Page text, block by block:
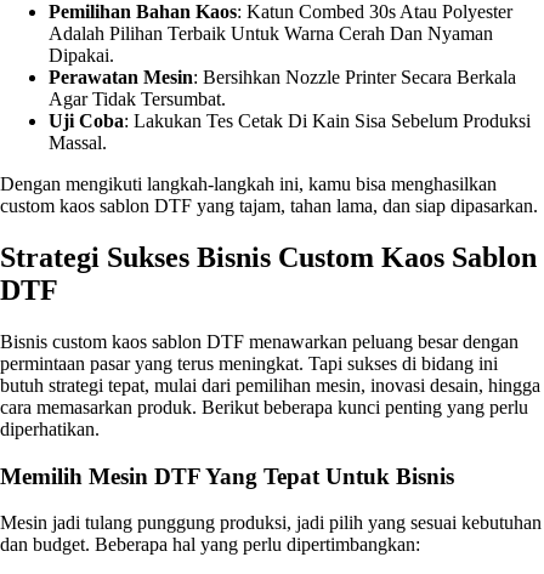
Pemilihan Bahan Kaos: Katun Combed 30s Atau Polyester
Adalah Pilihan Terbaik Untuk Warna Cerah Dan Nyaman
Dipakai.
Perawatan Mesin: Bersihkan Nozzle Printer Secara Berkala
Agar Tidak Tersumbat.
Uji Coba: Lakukan Tes Cetak Di Kain Sisa Sebelum Produksi
Massal.
Dengan mengikuti langkah-langkah ini, kamu bisa menghasilkan
custom kaos sablon DTF yang tajam, tahan lama, dan siap dipasarkan.
Strategi Sukses Bisnis Custom Kaos Sablon
DTF
Bisnis custom kaos sablon DTF menawarkan peluang besar dengan
permintaan pasar yang terus meningkat. Tapi sukses di bidang ini
butuh strategi tepat, mulai dari pemilihan mesin, inovasi desain, hingga
cara memasarkan produk. Berikut beberapa kunci penting yang perlu
diperhatikan.
Memilih Mesin DTF Yang Tepat Untuk Bisnis
Mesin jadi tulang punggung produksi, jadi pilih yang sesuai kebutuhan
dan budget. Beberapa hal yang perlu dipertimbangkan: